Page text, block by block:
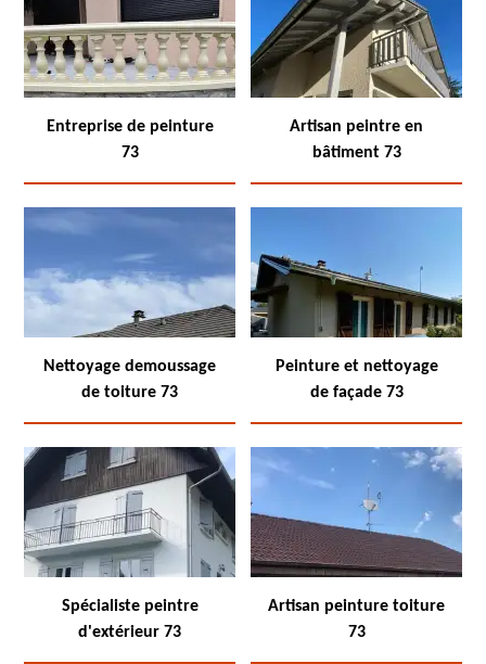
Entreprise de peinture
73
Artisan peintre en
bâtiment 73
Nettoyage demoussage
de toiture 73
Peinture et nettoyage
de façade 73
Spécialiste peintre
d'extérieur 73
Artisan peinture toiture
73